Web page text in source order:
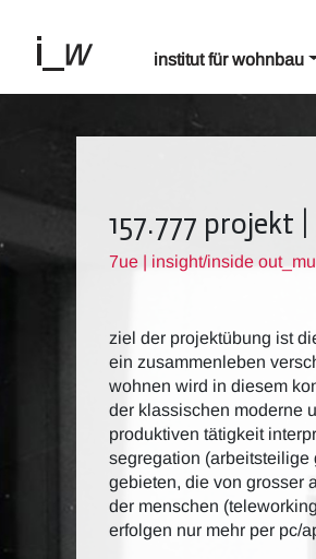
institut für wohnbau
157.777 projekt
7ue | insight/inside
ziel der projektübung ist
ein zusammenleben
wohnen wird in diesem
der klassischen moderne
produktiven tätigkeit
segregation (arbeitsteilige
gebieten, die von grosser
der menschen
erfolgen nur mehr per pc/